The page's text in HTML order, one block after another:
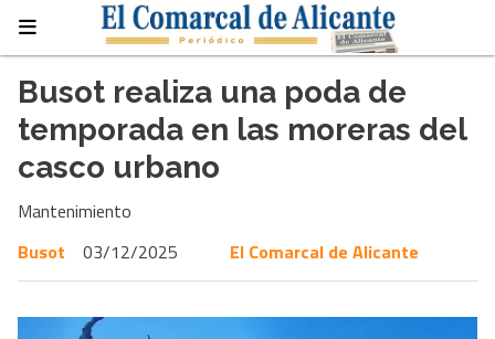
Busot realiza una poda de
temporada en las moreras del
casco urbano
Mantenimiento
Busot
03/12/2025 El Comarcal de Alicante